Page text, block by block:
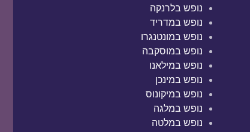
נופש בלרנקה
נופש במדריד
נופש במונטנגרו
נופש במוסקבה
נופש במילאנו
נופש במינכן
נופש במיקונוס
נופש במלגה
נופש במלטה